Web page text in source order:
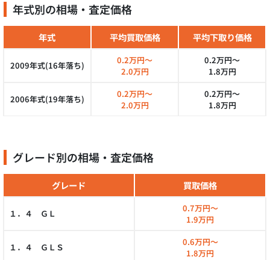
年式別の相場・査定価格
年式 平均買取価格 平均下取り価格
2009年式(16年落ち)
0.2万円～
2.0万円
0.2万円～
1.8万円
2006年式(19年落ち)
0.2万円～
2.0万円
0.2万円～
1.8万円
グレード別の相場・査定価格
グレード 買取価格
１．４ ＧＬ
0.7万円～
1.9万円
１．４ ＧＬＳ
0.6万円～
1.8万円